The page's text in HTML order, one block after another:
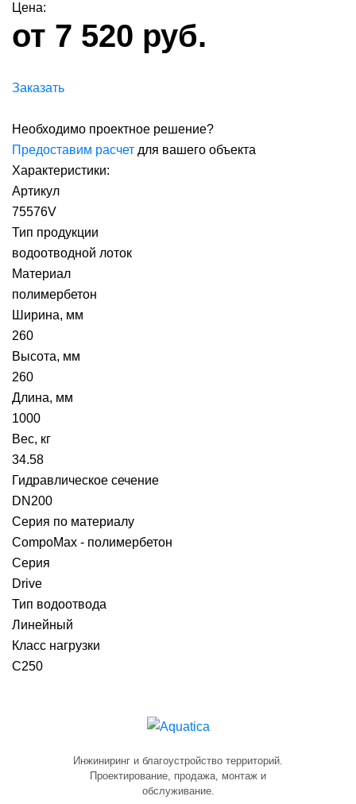
Цена:
от 7 520 руб.
Заказать
Необходимо проектное решение?
Предоставим расчет для вашего объекта
Характеристики:
Артикул
75576V
Тип продукции
водоотводной лоток
Материал
полимербетон
Ширина, мм
260
Высота, мм
260
Длина, мм
1000
Вес, кг
34.58
Гидравлическое сечение
DN200
Серия по материалу
CompoMax - полимербетон
Серия
Drive
Тип водоотвода
Линейный
Класс нагрузки
C250
Инжиниринг и благоустройство территорий.
Проектирование, продажа, монтаж и
обслуживание.